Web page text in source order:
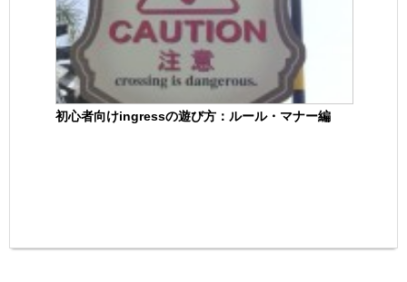
初心者向けingressの遊び方：ルール・マナー編